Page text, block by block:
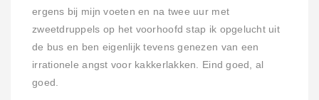
ergens bij mijn voeten en na twee uur met
zweetdruppels op het voorhoofd stap ik opgelucht uit
de bus en ben eigenlijk tevens genezen van een
irrationele angst voor kakkerlakken. Eind goed, al
goed.